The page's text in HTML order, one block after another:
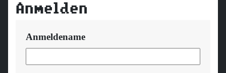
Anmelden
Anmeldename